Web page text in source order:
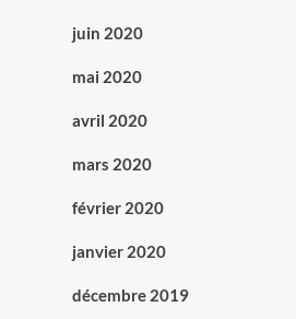
juin 2020
mai 2020
avril 2020
mars 2020
février 2020
janvier 2020
décembre 2019